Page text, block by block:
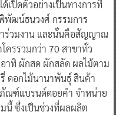
เปิดตัวอย่างเป็นทางการที่
พัฒน์ธนวงศ์ กรรมการ
าร่วมงาน และนั่นคือสัญญาณ
ครรวมกว่า 70 สาขาทั่ว
าทิ ผักสด ผักสลัด ผลไม้ตาม
ดอกไม้นานาพันธุ์ สินค้า
ณฑ์แบรนด์ดอยคำ จำหน่าย
นี้ ซึ่งเป็นช่วงที่ผลผลิต